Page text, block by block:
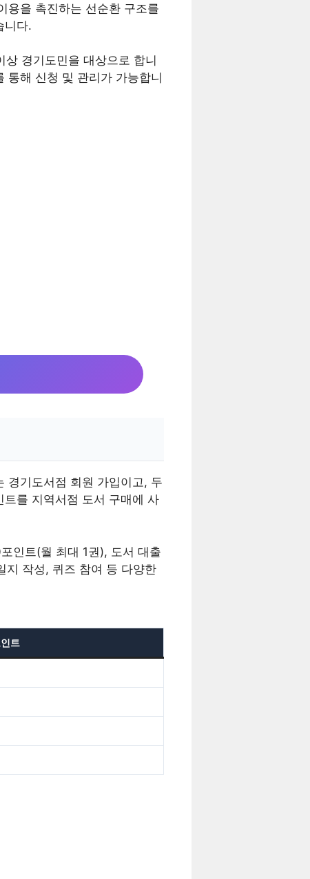
용을 촉진하는 선순환 구조를
니다.
경기도민을 대상으로 합니
해 신청 및 관리가 가능합니
경기도서점 회원 가입이고, 두
를 지역서점 도서 구매에 사
인트(월 최대 1권), 도서 대출
지 작성, 퀴즈 참여 등 다양한
트